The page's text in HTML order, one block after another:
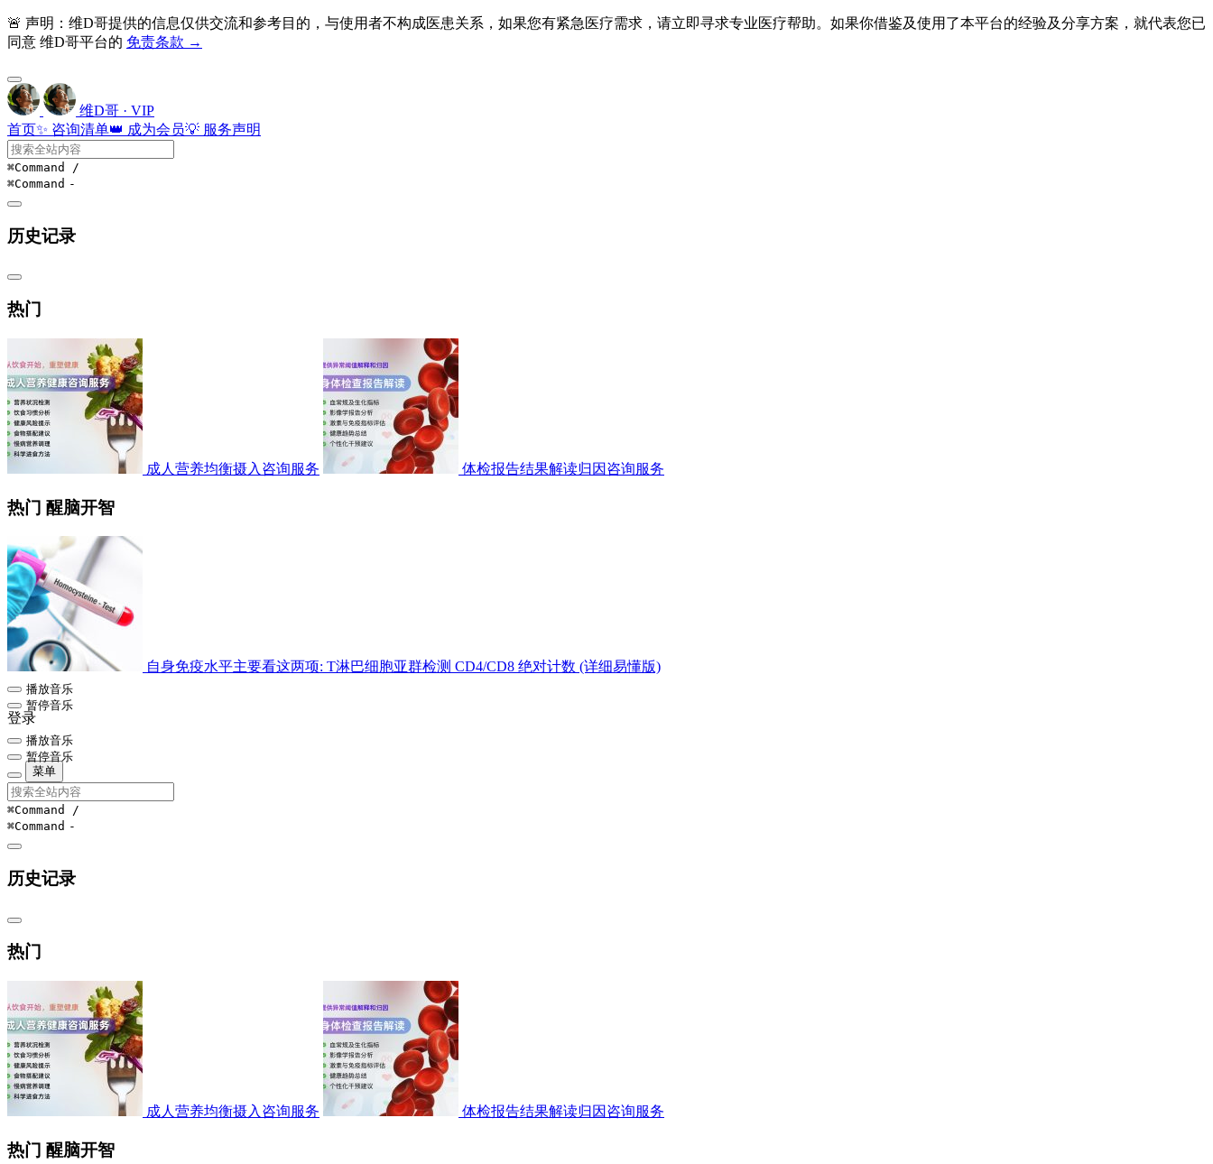
🚨 声明：维D哥提供的信息仅供交流和参考目的，与使用者不构成医患关系，如果您有紧急医疗需求，请立即寻求专业医疗帮助。如果你借鉴及使用了本平台的经验及分享方案，就代表您已
同意 维D哥平台的 免责条款 →
维D哥 · VIP
首页✨ 咨询清单👑 成为会员💡 服务声明
⌘Command /
⌘Command -
历史记录
热门
成人营养均衡摄入咨询服务 体检报告结果解读归因咨询服务
热门 醒脑开智
自身免疫水平主要看这两项: T淋巴细胞亚群检测 CD4/CD8 绝对计数 (详细易懂版)
播放音乐
暂停音乐
登录
播放音乐
暂停音乐
菜单
⌘Command /
⌘Command -
历史记录
热门
成人营养均衡摄入咨询服务 体检报告结果解读归因咨询服务
热门 醒脑开智